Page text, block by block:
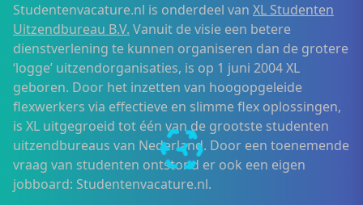
Studentenvacature.nl is onderdeel van XL Studenten
Uitzendbureau B.V. Vanuit de visie een betere
dienstverlening te kunnen organiseren dan de grotere
‘logge’ uitzendorganisaties, is op 1 juni 2004 XL
geboren. Door het inzetten van hoogopgeleide
flexwerkers via effectieve en slimme flex oplossingen,
is XL uitgegroeid tot één van de grootste studenten
uitzendbureaus van Nederland. Door een toenemende
vraag van studenten ontstond er ook een eigen
jobboard: Studentenvacature.nl.